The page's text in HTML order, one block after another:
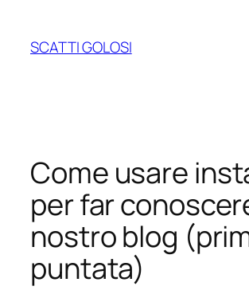
contenuto
SCATTI GOLOSI
Come usare
per far
nostro blog
puntata)